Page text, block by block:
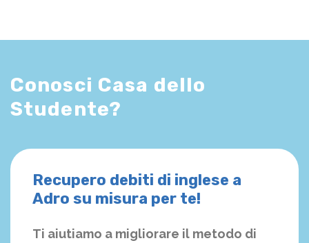
Conosci Casa dello
Studente?
Recupero debiti di inglese a
Adro su misura per te!
Ti aiutiamo a migliorare il metodo di